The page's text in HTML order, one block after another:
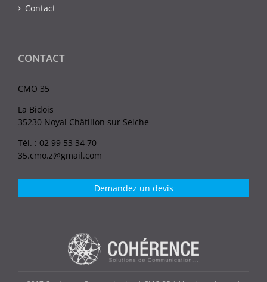
Contact
CONTACT
CMO 35
La Bidois
35230 Noyal Châtillon sur Seiche
Tél. : 02 99 53 34 70
35.cmo.z@gmail.com
Demandez un devis